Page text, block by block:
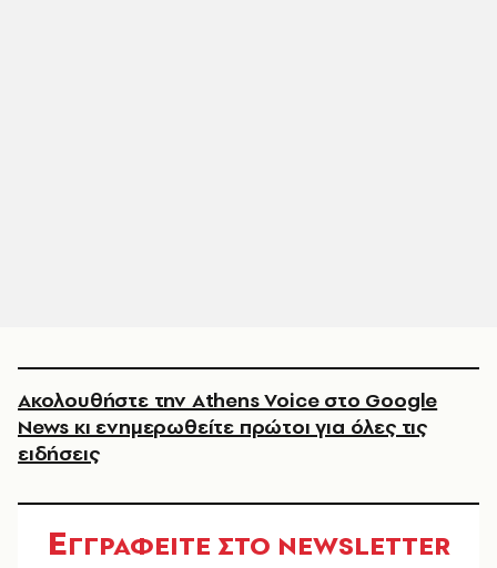
Ακολουθήστε την Athens Voice στο Google
News κι ενημερωθείτε πρώτοι για όλες τις
ειδήσεις
ΕΓΓΡΑΦΕΙΤΕ ΣΤΟ NEWSLETTER